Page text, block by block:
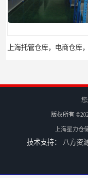
杨浦区小面积仓库，托管
您
版权所有
上海星力仓
技术支持： 八方资